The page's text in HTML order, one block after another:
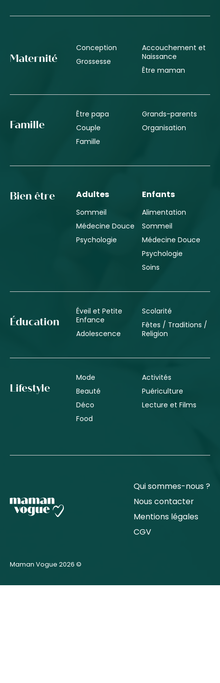
Maternité
Conception
Grossesse
Accouchement et
Naissance
Être maman
Famille
Être papa
Couple
Famille
Grands-parents
Organisation
Bien être Adultes
Sommeil
Médecine Douce
Psychologie
Enfants
Alimentation
Sommeil
Médecine Douce
Psychologie
Soins
Éducation
Éveil et Petite
Enfance
Adolescence
Scolarité
Fêtes / Traditions /
Religion
Lifestyle
Mode
Beauté
Déco
Food
Activités
Puériculture
Lecture et Films
Qui sommes-nous ?
Nous contacter
Mentions légales
CGV
Maman Vogue 2026 ©